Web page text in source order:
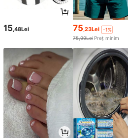
15,48Lei 75,23Lei
-1%
75,99Lei Preț minim